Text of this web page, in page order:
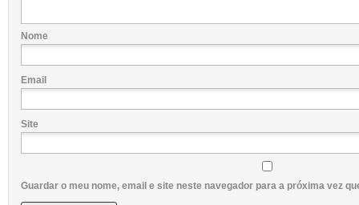
Nome
Email
Site
Guardar o meu nome, email e site neste navegador para a próxima vez